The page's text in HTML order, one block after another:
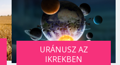
URÁNUSZ AZ
IKREKBEN